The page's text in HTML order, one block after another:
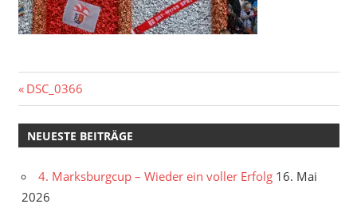
Beitragsnavigation
Vorheriger
Beitrag:
DSC_0366
NEUESTE BEITRÄGE
4. Marksburgcup – Wieder ein voller Erfolg 16. Mai
2026